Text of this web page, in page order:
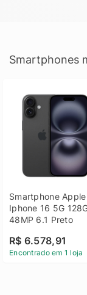
Smartphones
Smartphone Apple
Iphone 16 5G
48MP 6.1 Preto
R$ 6.578,91
Encontrado em 1 loja